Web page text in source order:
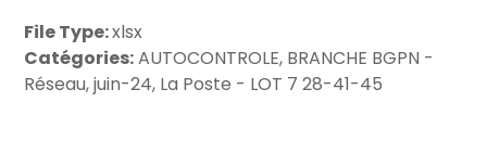
File Type:xlsx
Catégories:AUTOCONTROLE, BRANCHE BGPN -
Réseau, juin-24, La Poste - LOT 7 28-41-45